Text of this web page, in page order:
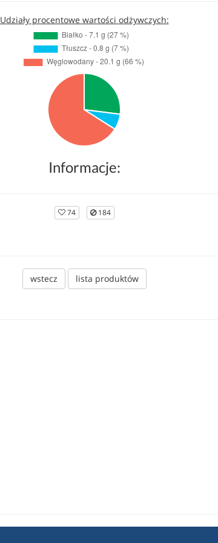
Udziały procentowe wartości odżywczych:
Informacje:
74 184
wstecz lista produktów